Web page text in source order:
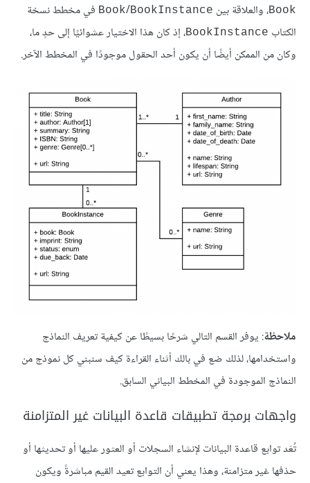
Book، والعلاقة بين Book/BookInstance
في مخطط نسخة
الكتاب BookInstance، إذ كان هذا الاختيار عشوائيًا إلى حدٍ ما،
وكان من الممكن أيضًا أن يكون أحد الحقول موجودًا في المخطط الآخر.
ملاحظة: يوفر القسم التالي شرحًا بسيطًا عن كيفية تعريف النماذج
واستخدامها، لذلك ضع في بالك أثناء القراءة كيف سنبني كل نموذج من
النماذج الموجودة في المخطط البياني السابق.
واجهات برمجة تطبيقات قاعدة البيانات غير المتزامنة
تُعَد توابع قاعدة البيانات لإنشاء السجلات أو العثور عليها أو تحديثها أو
حذفها غير متزامنة، وهذا يعني أن التوابع تعيد القيم مباشرةً ويكون